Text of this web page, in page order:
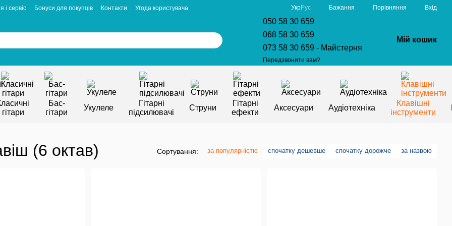
і сервіс Бонуси для покупців Контакти
Угода користувача
УкрРус Бажання Порівняння Вхід
050 58 30 659
068 58 30 659
073 58 30 659 - Майстерня
Передзвонити вам?
Мій кошик
гітари
Бас-
гітари
Укулеле
Гітарні
підсилювачі
Струни
Гітарні
ефекти
Аксесуари Аудіотехніка
Клавішні
інструменти
(6 октав) Сортування: за популярністю спочатку дешевше спочатку дорожче за назвою